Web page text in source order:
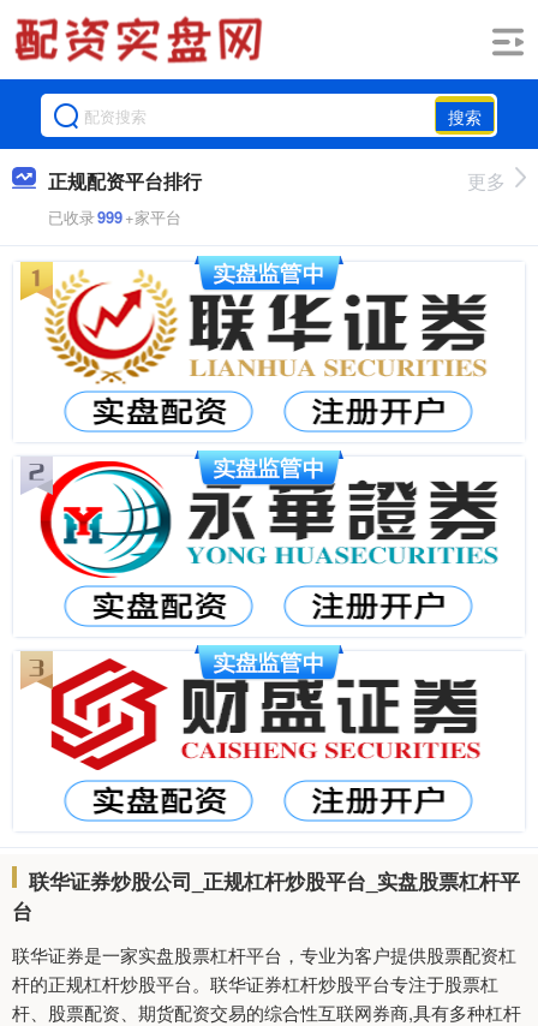
搜索
正规配资平台排行
已收录999+家平台
更多
联华证券炒股公司_正规杠杆炒股平台_实盘股票杠杆平
台
联华证券是一家实盘股票杠杆平台，专业为客户提供股票配资杠
杆的正规杠杆炒股平台。联华证券杠杆炒股平台专注于股票杠
杆、股票配资、期货配资交易的综合性互联网券商,具有多种杠杆